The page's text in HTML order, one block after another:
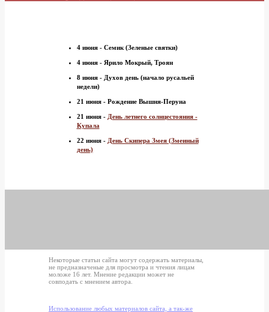
4 июня - Семик (Зеленые святки)
4 июня - Ярило Мокрый, Троян
8 июня - Духов день (начало русальей
недели)
21 июня - Рождение Вышня-Перуна
21 июня - День летнего солнцестояния -
Купала
22 июня - День Скипера Змея (Змеиный
день)
Некоторые статьи сайта могут содержать материалы,
не предназначеные для просмотра и чтения лицам
моложе 16 лет. Мнение редакции может не
совподать с мнением автора.
Использование любых материалов сайта, а так-же